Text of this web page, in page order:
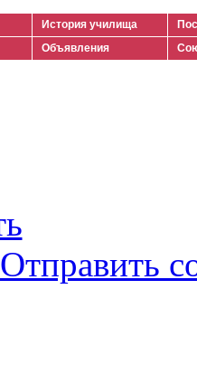
История училища
Объявления
Отправить